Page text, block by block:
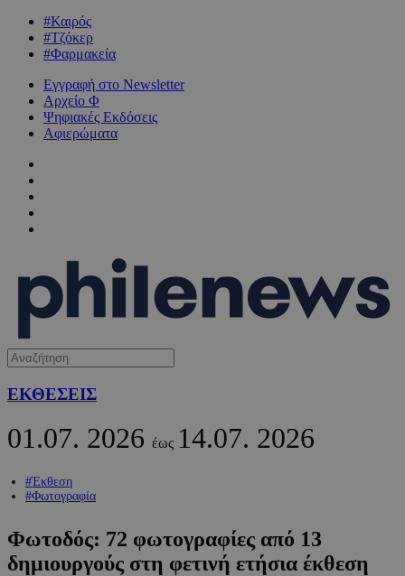
#Καιρός
#Τζόκερ
#Φαρμακεία
Εγγραφή στο Newsletter
Αρχείο Φ
Ψηφιακές Εκδόσεις
Αφιερώματα
ΕΚΘΕΣΕΙΣ
01.07. 2026 έως 14.07. 2026
#Έκθεση
#Φωτογραφία
Φωτοδός: 72 φωτογραφίες από 13
δημιουργούς στη φετινή ετήσια έκθεση